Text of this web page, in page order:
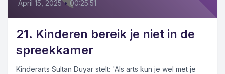
April 15, 2025 • 00:25:51
21. Kinderen bereik je niet in de
spreekkamer
Kinderarts Sultan Duyar stelt: 'Als arts kun je wel met je